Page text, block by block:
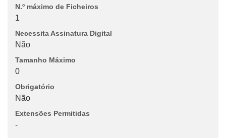
N.º máximo de Ficheiros
1
Necessita Assinatura Digital
Não
Tamanho Máximo
0
Obrigatório
Não
Extensões Permitidas
-